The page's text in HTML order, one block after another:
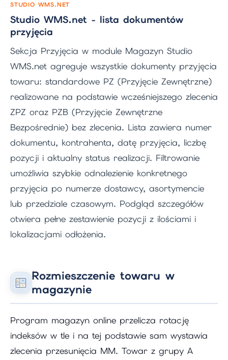
STUDIO WMS.NET
Studio WMS.net - lista dokumentów
przyjęcia
Sekcja Przyjęcia w module Magazyn Studio
WMS.net agreguje wszystkie dokumenty przyjęcia
towaru: standardowe PZ (Przyjęcie Zewnętrzne)
realizowane na podstawie wcześniejszego zlecenia
ZPZ oraz PZB (Przyjęcie Zewnętrzne
Bezpośrednie) bez zlecenia. Lista zawiera numer
dokumentu, kontrahenta, datę przyjęcia, liczbę
pozycji i aktualny status realizacji. Filtrowanie
umożliwia szybkie odnalezienie konkretnego
przyjęcia po numerze dostawcy, asortymencie
lub przedziale czasowym. Podgląd szczegółów
otwiera pełne zestawienie pozycji z ilościami i
lokalizacjami odłożenia.
Rozmieszczenie towaru w
magazynie
Program magazyn online przelicza rotację
indeksów w tle i na tej podstawie sam wystawia
zlecenia przesunięcia MM. Towar z grupy A